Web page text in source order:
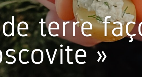
terre
»